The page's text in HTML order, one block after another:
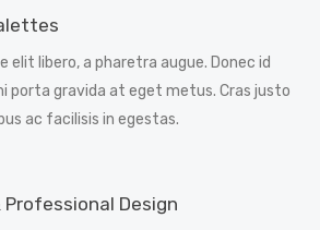
elit libero, a pharetra augue. Donec id
porta gravida at eget metus. Cras justo
ac facilisis in egestas.
Professional Design